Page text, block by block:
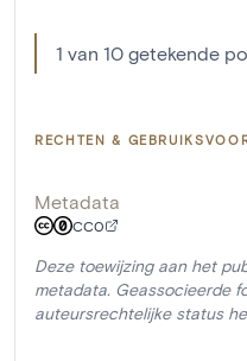
1 van 10 getekende
RECHTEN &
Metadata
CC0
Deze toewijzing aan het
metadata. Geassocieerde
auteursrechtelijke status